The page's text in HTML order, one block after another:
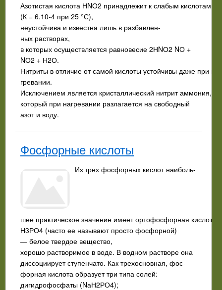
Азотистая кислота НNО2 принадлежит к слабым кислотам
(К = 6.10-4 при 25 °С),
неустойчива и известна лишь в разбавлен­
ных растворах,
в которых осуществляется равновесие 2НNО2 NО +
NО2 + Н2О.
Нитриты в отличие от самой кислоты устойчивы даже при на­
гревании.
Исключением является кристаллический нитрит аммония,
который при нагревании разлагается на свободный
азот и воду.
Фосфорные кислоты
Из трех фосфорных кислот наиболь­
шее практическое значение имеет ортофосфорная кислота
Н3РО4 (часто ее называют просто фосфорной)
— белое твердое вещество,
хорошо растворимое в воде. В водном растворе она
диссоциирует ступенчато. Как трехосновная, фос­
форная кислота образует три типа солей:
дигидрофосфаты (NаН2РО4);